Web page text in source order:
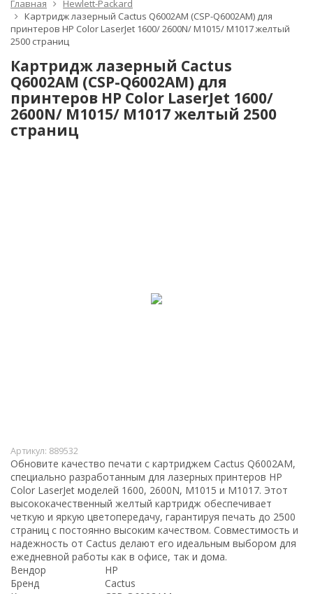
Главная
Hewlett-Packard
Картридж лазерный Cactus Q6002AM (CSP-Q6002AM) для
принтеров HP Color LaserJet 1600/ 2600N/ M1015/ M1017 желтый
2500 страниц
Картридж лазерный Cactus
Q6002AM (CSP-Q6002AM) для
принтеров HP Color LaserJet 1600/
2600N/ M1015/ M1017 желтый 2500
страниц
Артикул: 889532
Обновите качество печати с картриджем Cactus Q6002AM,
специально разработанным для лазерных принтеров HP
Color LaserJet моделей 1600, 2600N, M1015 и M1017. Этот
высококачественный желтый картридж обеспечивает
четкую и яркую цветопередачу, гарантируя печать до 2500
страниц с постоянно высоким качеством. Совместимость и
надежность от Cactus делают его идеальным выбором для
ежедневной работы как в офисе, так и дома.
Вендор
HP
Бренд
Cactus